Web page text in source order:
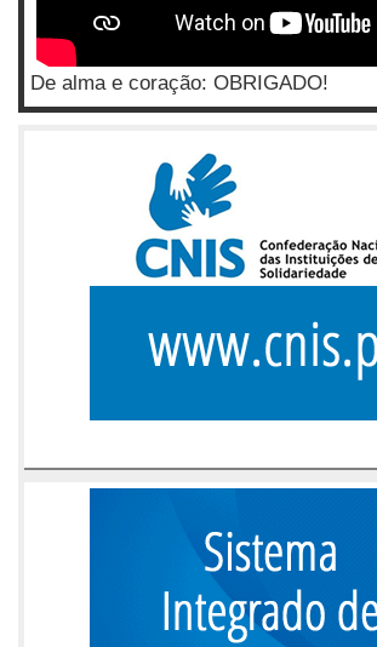
De alma e coração: OBRIGADO!